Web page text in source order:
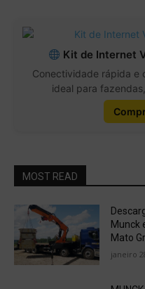
Kit de Internet
Conectividade rápida
ideal para
MOST READ
Munck
Mato
janeiro